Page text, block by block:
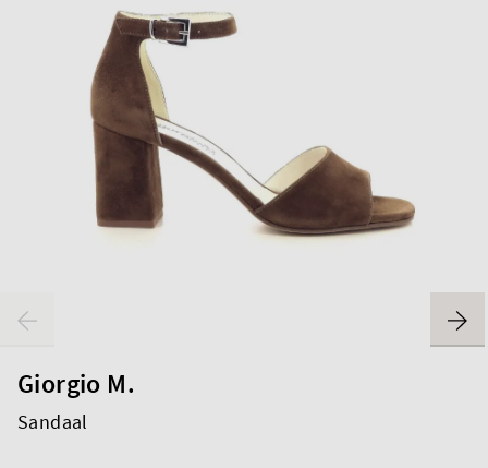
Giorgio M.
Sandaal